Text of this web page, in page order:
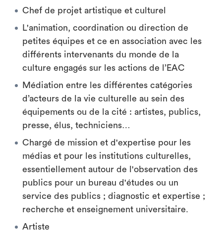
Chef de projet artistique et culturel
L'animation, coordination ou direction de
petites équipes et ce en association avec les
différents intervenants du monde de la
culture engagés sur les actions de l’EAC
Médiation entre les différentes catégories
d’acteurs de la vie culturelle au sein des
équipements ou de la cité : artistes, publics,
presse, élus, techniciens…
Chargé de mission et d'expertise pour les
médias et pour les institutions culturelles,
essentiellement autour de l'observation des
publics pour un bureau d'études ou un
service des publics ; diagnostic et expertise ;
recherche et enseignement universitaire.
Artiste